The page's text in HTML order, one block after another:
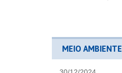
MEIO AMBIENTE